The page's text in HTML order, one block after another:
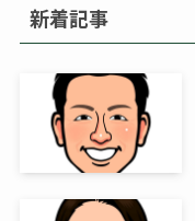
新着記事